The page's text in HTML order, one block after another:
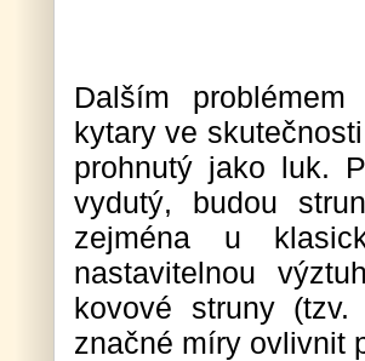
Dalším
kytary ve
prohnutý jako luk.
vydutý, budou
zejména u
nastavitelnou
kovové struny
značné míry ovlivnit